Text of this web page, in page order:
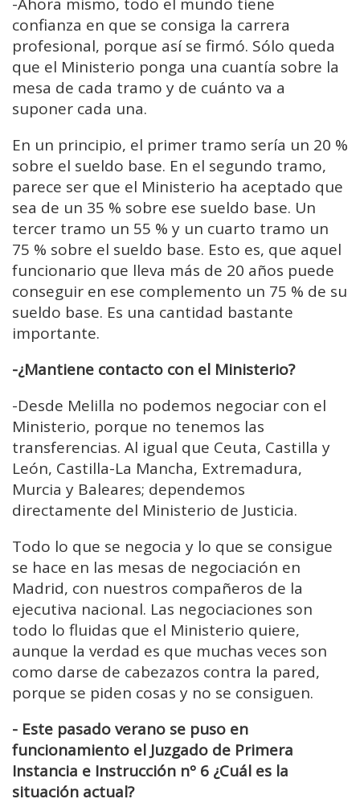
confianza en que se consiga la carrera
profesional, porque así se firmó. Sólo queda
que el Ministerio ponga una cuantía sobre la
mesa de cada tramo y de cuánto va a
suponer cada una.
En un principio, el primer tramo sería un 20 %
sobre el sueldo base. En el segundo tramo,
parece ser que el Ministerio ha aceptado que
sea de un 35 % sobre ese sueldo base. Un
tercer tramo un 55 % y un cuarto tramo un
75 % sobre el sueldo base. Esto es, que aquel
funcionario que lleva más de 20 años puede
conseguir en ese complemento un 75 % de su
sueldo base. Es una cantidad bastante
importante.
-¿Mantiene contacto con el Ministerio?
-Desde Melilla no podemos negociar con el
Ministerio, porque no tenemos las
transferencias. Al igual que Ceuta, Castilla y
León, Castilla-La Mancha, Extremadura,
Murcia y Baleares; dependemos
directamente del Ministerio de Justicia.
Todo lo que se negocia y lo que se consigue
se hace en las mesas de negociación en
Madrid, con nuestros compañeros de la
ejecutiva nacional. Las negociaciones son
todo lo fluidas que el Ministerio quiere,
aunque la verdad es que muchas veces son
como darse de cabezazos contra la pared,
porque se piden cosas y no se consiguen.
- Este pasado verano se puso en
funcionamiento el Juzgado de Primera
Instancia e Instrucción nº 6 ¿Cuál es la
situación actual?